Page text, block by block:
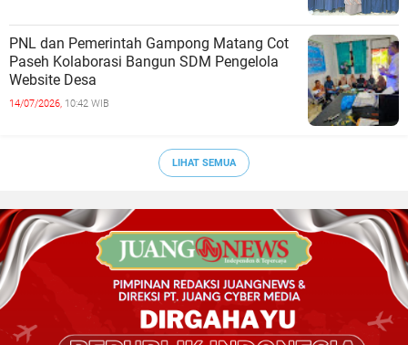
PNL dan Pemerintah Gampong Matang Cot
Paseh Kolaborasi Bangun SDM Pengelola
Website Desa
14/07/2026, 10:42 WIB
LIHAT SEMUA